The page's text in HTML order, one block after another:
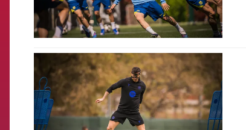
FCB Barcelona badge